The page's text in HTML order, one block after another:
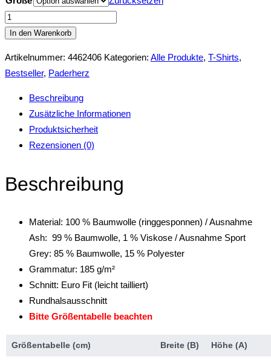
Paderborn
Damen
Shirt
Love
Peace
Paderherz
Menge
In den Warenkorb
Artikelnummer: 4462406 Kategorien: Alle Produkte, T-Shirts,
Bestseller, Paderherz
Beschreibung
Zusätzliche Informationen
Produktsicherheit
Rezensionen (0)
Beschreibung
Material: 100 % Baumwolle (ringgesponnen) / Ausnahme
Ash: 99 % Baumwolle, 1 % Viskose / Ausnahme Sport
Grey: 85 % Baumwolle, 15 % Polyester
Grammatur: 185 g/m²
Schnitt: Euro Fit (leicht tailliert)
Rundhalsausschnitt
Bitte Größentabelle beachten